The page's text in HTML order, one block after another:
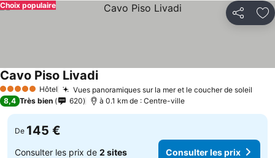
Partager
Choix populaire
5 Étoiles Hôtel Vues panoramiques sur la mer et le coucher de soleil
Cavo Piso Livadi
8,4 Très bien 620 à 0.1 km de : Centre-ville
De 145 €
Consulter les prix de 2 sites Consulter les prix